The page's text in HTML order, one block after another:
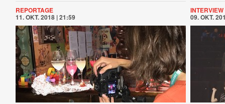
REPORTAGE
11. OKT. 2018 | 21:59
INTERVIEW
09. OKT.